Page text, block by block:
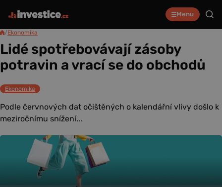
Menu
/Ekonomika
Lidé spotřebovávají zásoby
potravin a vrací se do obchodů
Ekonomika
Podle červnových dat očištěných o kalendářní vlivy došlo k
meziročnímu snížení...